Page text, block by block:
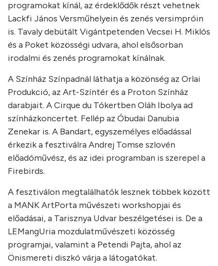
programokat kínál, az érdeklődők részt vehetnek
Lackfi János Versműhelyein és zenés versimpróin
is. Tavaly debütált Vigántpetenden Vecsei H. Miklós
és a Poket közösségi udvara, ahol elsősorban
irodalmi és zenés programokat kínálnak.
A Színház Színpadnál láthatja a közönség az Orlai
Produkció, az Art-Színtér és a Proton Színház
darabjait. A Cirque du Tókertben Oláh Ibolya ad
színházkoncertet. Fellép az Óbudai Danubia
Zenekar is. A Bandart, egyszemélyes előadással
érkezik a fesztiválra Andrej Tomse szlovén
előadóművész, és az idei programban is szerepel a
Firebirds.
A fesztiválon megtalálhatók lesznek többek között
a MANK ArtPorta művészeti workshopjai és
előadásai, a Tarisznya Udvar beszélgetései is. De a
LEMangUria mozdulatművészeti közösség
programjai, valamint a Petendi Pajta, ahol az
Önismereti diszkó várja a látogatókat.